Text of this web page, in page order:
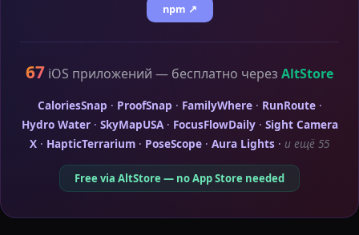
npm ↗
67 iOS приложений — бесплатно через AltStore
CaloriesSnap · ProofSnap · FamilyWhere· RunRoute·
Hydro Water· SkyMapUSA· FocusFlowDaily· Sight Camera
X · HapticTerrarium · PoseScope · Aura Lights · и ещё 55
Free via AltStore — no App Store needed